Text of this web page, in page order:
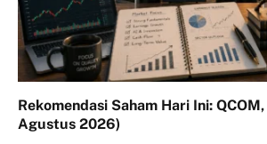
Rekomendasi Saham Hari Ini:
Agustus 2026)